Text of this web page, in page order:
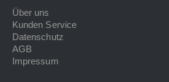
Über uns
Kunden Service
Datenschutz
AGB
Impressum